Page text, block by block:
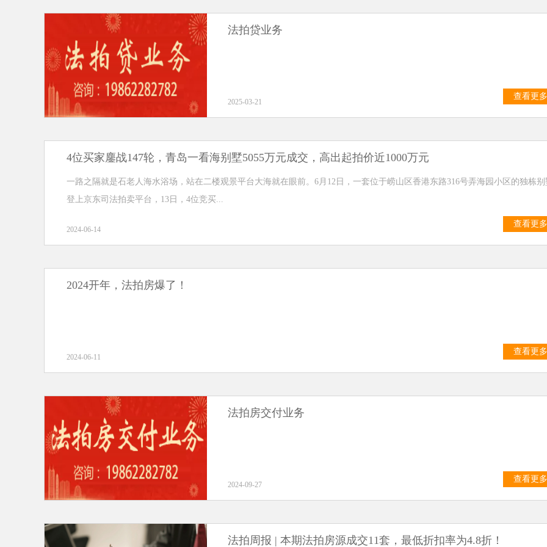
法拍贷业务
2025-03-21
查看更多
4位买家鏖战147轮，青岛一看海别墅5055万元成交，高出起拍价近1000万元
一路之隔就是石老人海水浴场，站在二楼观景平台大海就在眼前。6月12日，一套位于崂山区香港东路316号弄海园小区的独栋别
登上京东司法拍卖平台，13日，4位竞买...
2024-06-14
查看更多
2024开年，法拍房爆了！
2024-06-11
查看更多
法拍房交付业务
2024-09-27
查看更多
法拍周报 | 本期法拍房源成交11套，最低折扣率为4.8折！